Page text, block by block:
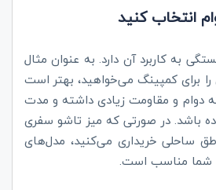
انتخاب کنید
به کاربرد آن دارد. به عنوان مثال
برای کمپینگ می‌خواهید، بهتر است
دوام و مقاومت زیادی داشته و مدت
باشد. در صورتی که میز تاشو سفری
ساحلی خریداری می‌کنید، مدل‌های
شما مناسب است.